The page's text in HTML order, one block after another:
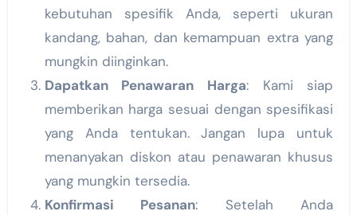
kebutuhan spesifik Anda, seperti ukuran
kandang, bahan, dan kemampuan extra yang
mungkin diinginkan.
Dapatkan Penawaran Harga: Kami siap
memberikan harga sesuai dengan spesifikasi
yang Anda tentukan. Jangan lupa untuk
menanyakan diskon atau penawaran khusus
yang mungkin tersedia.
Konfirmasi Pesanan: Setelah Anda